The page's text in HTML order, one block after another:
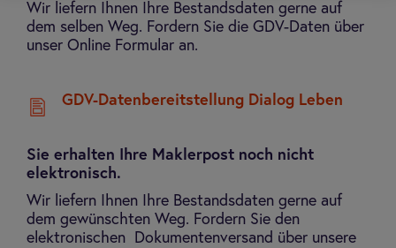
Wir liefern Ihnen Ihre Bestandsdaten gerne auf
dem selben Weg. Fordern Sie die GDV-Daten über
unser Online Formular an.
GDV-Datenbereitstellung Dialog Leben
Sie erhalten Ihre Maklerpost noch nicht
elektronisch.
Wir liefern Ihnen Ihre Bestandsdaten gerne auf
dem gewünschten Weg. Fordern Sie den
elektronischen Dokumentenversand über unsere